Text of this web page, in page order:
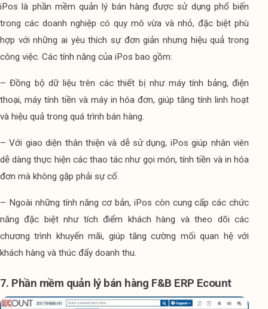
iPos là phần mềm quản lý bán hàng được sử dụng phổ biến
trong các doanh nghiệp có quy mô vừa và nhỏ, đặc biệt phù
hợp với những ai yêu thích sự đơn giản nhưng hiệu quả trong
công việc. Các tính năng của iPos bao gồm:
– Đồng bộ dữ liệu trên các thiết bị như máy tính bảng, điện
thoại, máy tính tiền và máy in hóa đơn, giúp tăng tính linh hoạt
và hiệu quả trong quá trình bán hàng.
– Với giao diện thân thiện và dễ sử dụng, iPos giúp nhân viên
dễ dàng thực hiện các thao tác như gọi món, tính tiền và in hóa
đơn mà không gặp phải sự cố.
– Ngoài những tính năng cơ bản, iPos còn cung cấp các chức
năng đặc biệt như tích điểm khách hàng và theo dõi các
chương trình khuyến mãi, giúp tăng cường mối quan hệ với
khách hàng và thúc đẩy doanh thu.
7. Phần mềm quản lý bán hàng F&B ERP Ecount